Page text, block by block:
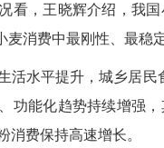
，王晓辉介绍，我国
麦消费中最刚性、最稳
水平提升，城乡居民食
功能化趋势持续增强
消费保持高速增长。